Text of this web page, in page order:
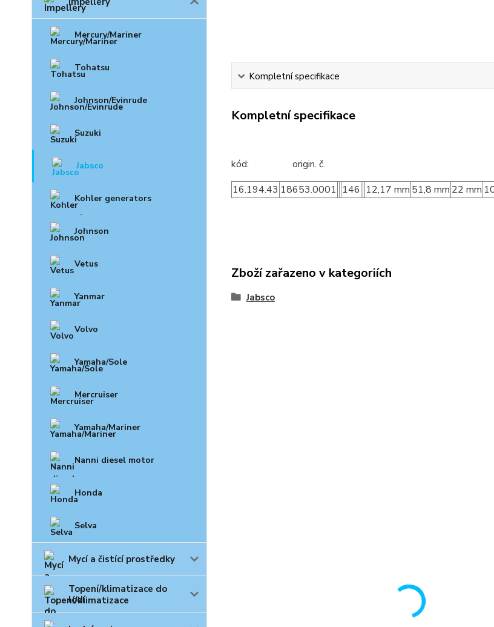
Mercury/Mariner
Tohatsu
Johnson/Evinrude
Suzuki
Jabsco
Kohler generators
Johnson
Vetus
Yanmar
Volvo
Yamaha/Sole
Mercruiser
Yamaha/Mariner
Nanni diesel motor
Honda
Selva
Mycí a čistící prostředky
Topení/klimatizace do
lodí
Kompletní specifikace
Kompletní specifikace
kód: origin. č. A Ø
16.194.43 18653.0001 146 12,17 mm 51,8 mm 22 mm
Zboží zařazeno v kategoriích
Jabsco